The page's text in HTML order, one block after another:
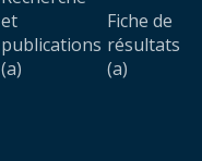
et
publications
(a)
Fiche de
résultats
(a)